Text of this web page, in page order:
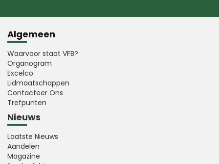
Algemeen
Waarvoor staat VFB?
Organogram
Excelco
Lidmaatschappen
Contacteer Ons
Trefpunten
Nieuws
Laatste Nieuws
Aandelen
Magazine